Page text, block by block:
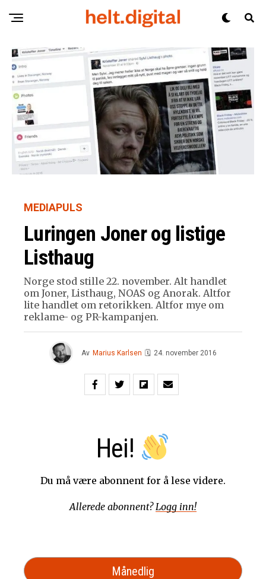
MEDIAPULS
Luringen Joner og listige
Listhaug
Norge stod stille 22. november. Alt handlet
om Joner, Listhaug, NOAS og Anorak. Altfor
lite handlet om retorikken. Altfor mye om
reklame- og PR-kampanjen.
Av Marius Karlsen 🗓 24. november 2016
Hei!
Du må være abonnent for å lese videre.
Allerede abonnent? Logg inn!
Månedlig